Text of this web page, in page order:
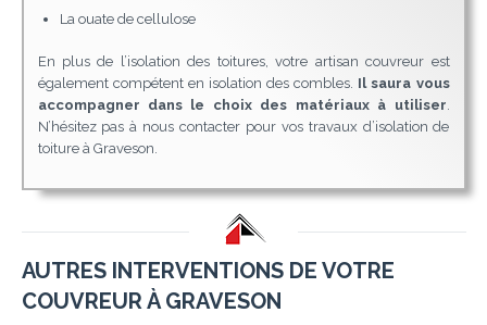
La ouate de cellulose
En plus de l’isolation des toitures, votre artisan couvreur est
également compétent en isolation des combles. Il saura vous
accompagner dans le choix des matériaux à utiliser.
N’hésitez pas à nous contacter pour vos travaux d’isolation de
toiture à Graveson.
AUTRES INTERVENTIONS DE VOTRE
COUVREUR À GRAVESON